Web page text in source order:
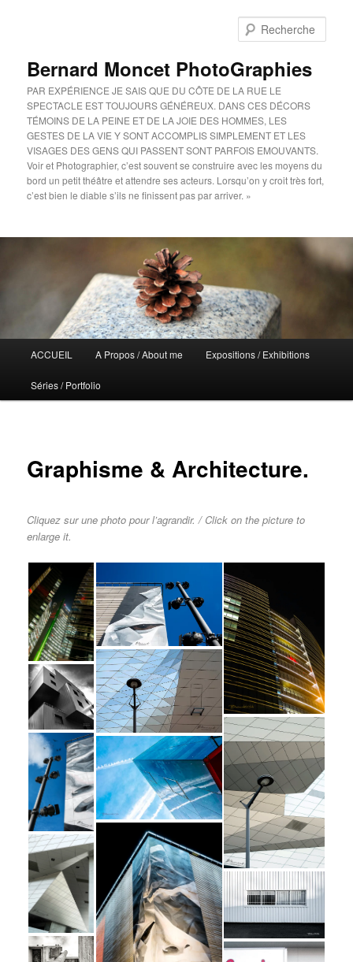
Bernard Moncet PhotoGraphies
PAR EXPÉRIENCE JE SAIS QUE DU CÔTE DE LA RUE LE
SPECTACLE EST TOUJOURS GÉNÉREUX. DANS CES DÉCORS
TÉMOINS DE LA PEINE ET DE LA JOIE DES HOMMES, LES
GESTES DE LA VIE Y SONT ACCOMPLIS SIMPLEMENT ET LES
VISAGES DES GENS QUI PASSENT SONT PARFOIS EMOUVANTS.
Voir et Photographier, c’est souvent se construire avec les moyens du
bord un petit théâtre et attendre ses acteurs. Lorsqu’on y croit très fort,
c’est bien le diable s’ils ne finissent pas par arriver. »
principal
ACCUEIL A Propos / About me Expositions / Exhibitions
Séries / Portfolio
Graphisme & Architecture.
Cliquez sur une photo pour l’agrandir. / Click on the picture to
enlarge it.